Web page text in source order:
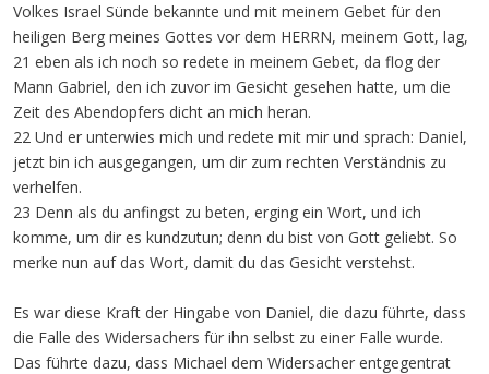
Volkes Israel Sünde bekannte und mit meinem Gebet für den
heiligen Berg meines Gottes vor dem HERRN, meinem Gott, lag,
21 eben als ich noch so redete in meinem Gebet, da flog der
Mann Gabriel, den ich zuvor im Gesicht gesehen hatte, um die
Zeit des Abendopfers dicht an mich heran.
22 Und er unterwies mich und redete mit mir und sprach: Daniel,
jetzt bin ich ausgegangen, um dir zum rechten Verständnis zu
verhelfen.
23 Denn als du anfingst zu beten, erging ein Wort, und ich
komme, um dir es kundzutun; denn du bist von Gott geliebt. So
merke nun auf das Wort, damit du das Gesicht verstehst.
Es war diese Kraft der Hingabe von Daniel, die dazu führte, dass
die Falle des Widersachers für ihn selbst zu einer Falle wurde.
Das führte dazu, dass Michael dem Widersacher entgegentrat